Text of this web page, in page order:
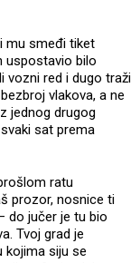
mu smeđi tiket
uspostavio bilo
vozni red i dugo traži
vlakova, a ne
jednog drugog
sat prema
ratu
prozor, nosnice ti
do jučer je tu bio
Tvoj grad je
kojima siju se